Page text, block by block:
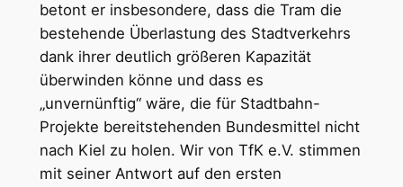
betont er insbesondere, dass die Tram die
bestehende Überlastung des Stadtverkehrs
dank ihrer deutlich größeren Kapazität
überwinden könne und dass es
„unvernünftig“ wäre, die für Stadtbahn-
Projekte bereitstehenden Bundesmittel nicht
nach Kiel zu holen. Wir von TfK e.V. stimmen
mit seiner Antwort auf den ersten